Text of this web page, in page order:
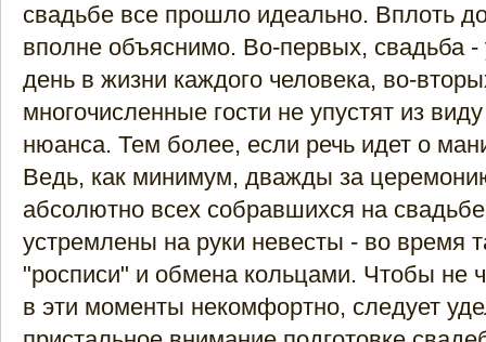
свадьбе все прошло идеально. Вплоть
вполне объяснимо. Во-первых, свадьба -
день в жизни каждого человека, во-
многочисленные гости не упустят из
нюанса. Тем более, если речь идет о
Ведь, как минимум, дважды за
абсолютно всех собравшихся на
устремлены на руки невесты - во время
"росписи" и обмена кольцами. Чтобы не
в эти моменты некомфортно, следует